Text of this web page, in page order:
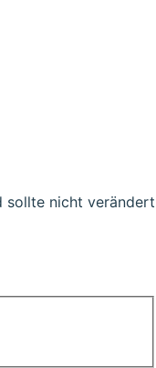
sollte nicht verändert